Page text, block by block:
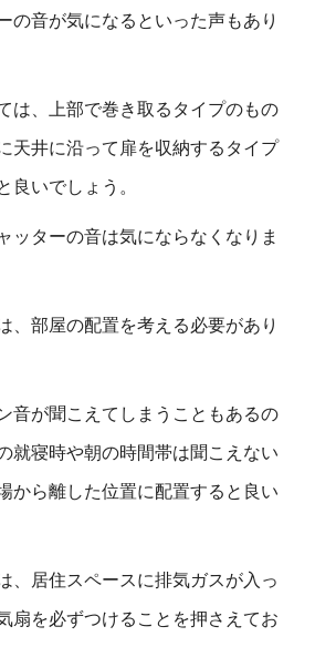
の音が気になるといった声もあり
は、上部で巻き取るタイプのもの
天井に沿って扉を収納するタイプ
良いでしょう。
ッターの音は気にならなくなりま
、部屋の配置を考える必要があり
音が聞こえてしまうこともあるの
就寝時や朝の時間帯は聞こえない
から離した位置に配置すると良い
、居住スペースに排気ガスが入っ
扇を必ずつけることを押さえてお